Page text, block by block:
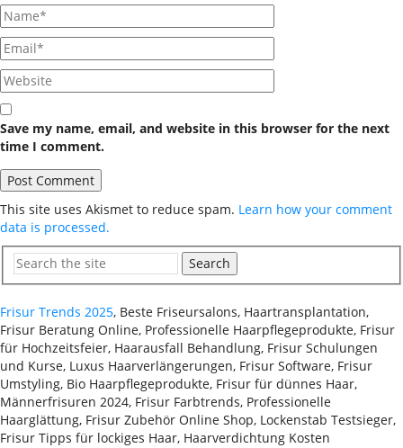
Save my name, email, and website in this browser for the next
time I comment.
This site uses Akismet to reduce spam. Learn how your comment
data is processed.
Search
Frisur Trends 2025, Beste Friseursalons, Haartransplantation,
Frisur Beratung Online, Professionelle Haarpflegeprodukte, Frisur
für Hochzeitsfeier, Haarausfall Behandlung, Frisur Schulungen
und Kurse, Luxus Haarverlängerungen, Frisur Software, Frisur
Umstyling, Bio Haarpflegeprodukte, Frisur für dünnes Haar,
Männerfrisuren 2024, Frisur Farbtrends, Professionelle
Haarglättung, Frisur Zubehör Online Shop, Lockenstab Testsieger,
Frisur Tipps für lockiges Haar, Haarverdichtung Kosten